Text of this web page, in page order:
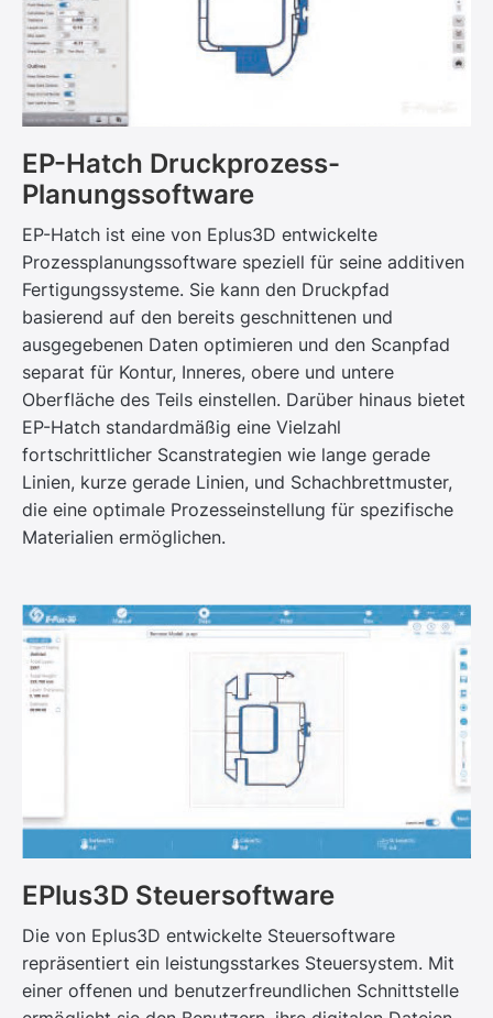
EP-Hatch Druckprozess-
Planungssoftware
EP-Hatch ist eine von Eplus3D entwickelte
Prozessplanungssoftware speziell für seine additiven
Fertigungssysteme. Sie kann den Druckpfad
basierend auf den bereits geschnittenen und
ausgegebenen Daten optimieren und den Scanpfad
separat für Kontur, Inneres, obere und untere
Oberfläche des Teils einstellen. Darüber hinaus bietet
EP-Hatch standardmäßig eine Vielzahl
fortschrittlicher Scanstrategien wie lange gerade
Linien, kurze gerade Linien, und Schachbrettmuster,
die eine optimale Prozesseinstellung für spezifische
Materialien ermöglichen.
EPlus3D Steuersoftware
Die von Eplus3D entwickelte Steuersoftware
repräsentiert ein leistungsstarkes Steuersystem. Mit
einer offenen und benutzerfreundlichen Schnittstelle